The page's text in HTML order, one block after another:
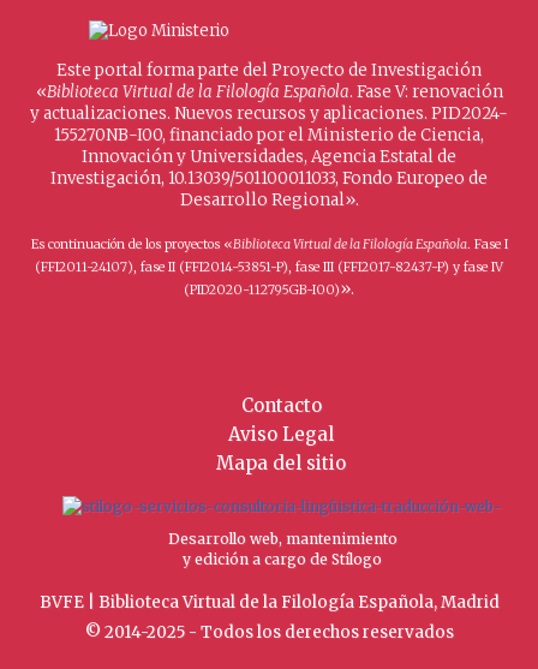
Este portal forma parte del Proyecto de Investigación
«Biblioteca Virtual de la Filología Española. Fase V: renovación
y actualizaciones. Nuevos recursos y aplicaciones. PID2024-
155270NB-I00, financiado por el Ministerio de Ciencia,
Innovación y Universidades, Agencia Estatal de
Investigación, 10.13039/501100011033, Fondo Europeo de
Desarrollo Regional».
Es continuación de los proyectos «Biblioteca Virtual de la Filología Española. Fase I
(FFI2011-24107), fase II (FFI2014-53851-P), fase III (FFI2017-82437-P) y fase IV
(PID2020-112795GB-I00)».
Contacto
Aviso Legal
Mapa del sitio
Desarrollo web, mantenimiento
y edición a cargo de Stílogo
BVFE | Biblioteca Virtual de la Filología Española, Madrid
© 2014-2025 - Todos los derechos reservados